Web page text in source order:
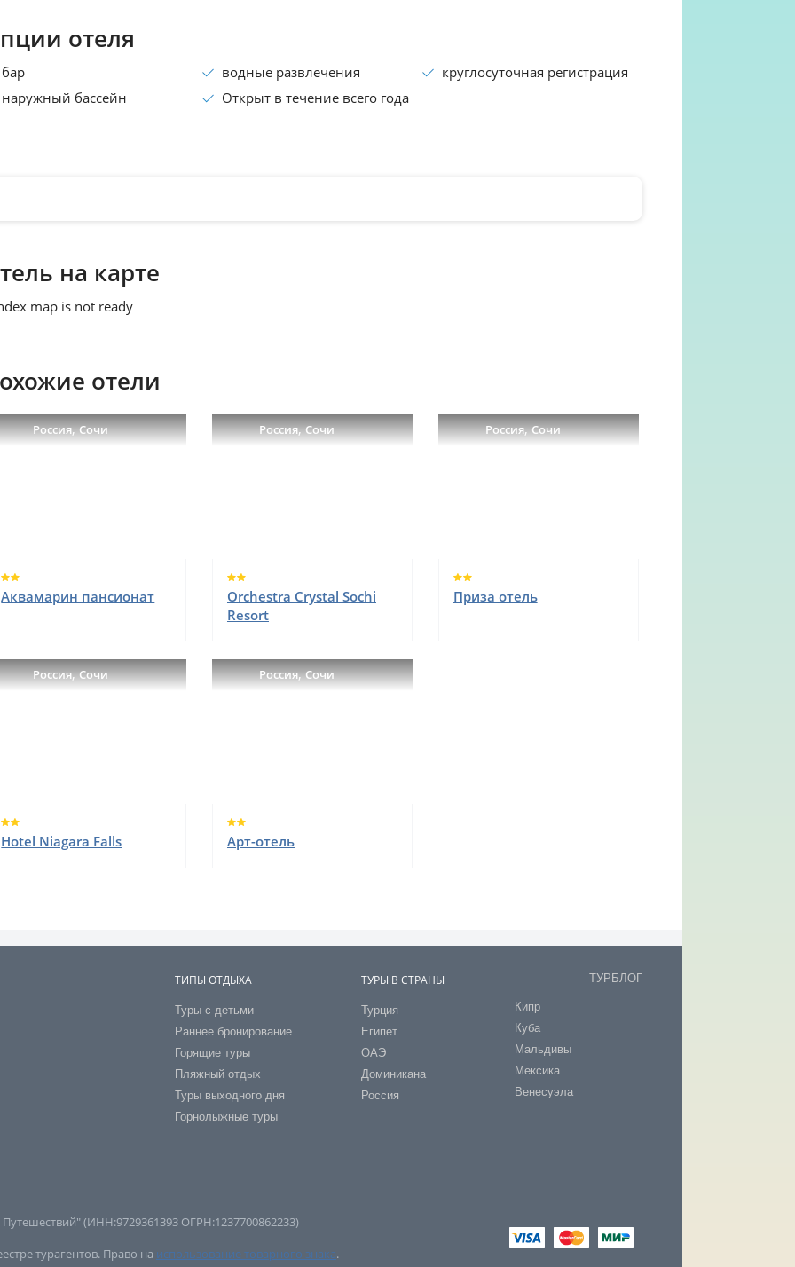
отеля
бар водные развлечения
круглосуточная регистрация
наружный бассейн
Открыт в течение всего года
на карте
map is not ready
отели
Россия,Сочи
Аквамарин пансионат
Россия,Сочи
Orchestra Crystal Sochi
Resort
Россия,Сочи
Приза отель
Россия,Сочи
Hotel Niagara Falls
Россия,Сочи
Арт-отель
ТИПЫ ОТДЫХА
Туры с детьми
Раннее бронирование
Горящие туры
Пляжный отдых
Туры выходного дня
Горнолыжные туры
ТУРЫ В СТРАНЫ
Турция
Египет
ОАЭ
Доминикана
Россия
ТУРБЛОГ
Кипр
Куба
Мальдивы
Мексика
Венесуэла
(ИНН:9729361393 ОГРН:1237700862233)
турагентов. Право на использование товарного знака.